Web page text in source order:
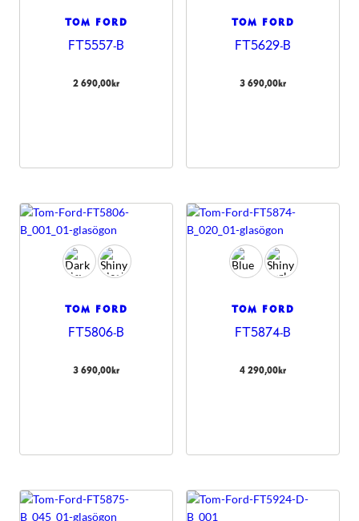
TOM FORD
FT5557-B
2 690,00kr
TOM FORD
FT5629-B
3 690,00kr
TOM FORD
FT5806-B
3 690,00kr
TOM FORD
FT5874-B
4 290,00kr